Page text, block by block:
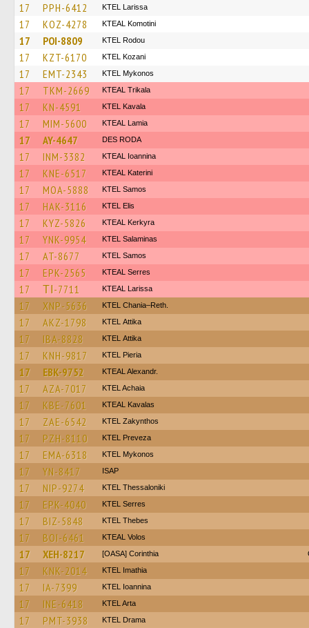
17 PPH-6412 KTEL Larissa
17 KOZ-4278 KTEAL Komotini
17 POI-8809 ΚΤΕL Rodou
17 KZT-6170 ΚΤΕL Kozani
17 EMT-2343 KTEL Mykonos
17 TKM-2669 KTEAL Trikala
17 KN-4591 KTEL Kavala
17 MIM-5600 KTEAL Lamia
17 AY-4647 DES RODA
17 INM-3382 KTEAL Ioannina
17 KNE-6517 KTEAL Katerini
17 MOA-5888 KTEL Samos
17 HAK-3116 KTEL Elis
17 KYZ-5826 KTEAL Kerkyra
17 YNK-9954 KTEL Salaminas
17 AT-8677 KTEL Samos
17 EPK-2565 KTEAL Serres
17 ΤΙ-7711 KTEAL Larissa
17 XNP-5636 KTEL Chania–Reth.
17 AKZ-1798 KΤΕL Αttika
17 IBA-8828 KΤΕL Αttika
17 KNH-9817 KTEL Pieria
17 EBK-9752 KTEAL Alexandr.
17 AZA-7017 KTEL Achaia
17 KBE-7601 KTEAL Kavalas
17 ZAE-6542 KTEL Zakynthos
17 PZH-8110 KTEL Preveza
17 EMA-6318 KTEL Mykonos
17 YN-8417 ISAP
17 NIP-9274 KTEL Thessaloniki
17 EPK-4040 KTEL Serres
17 BIZ-5848 KTEL Thebes
17 BOI-6461 KTEAL Volos
17 XEH-8217 [OASA] Corinthia
17 KNK-2014 KTEL Imathia
17 IA-7399 KTEL Ioannina
17 INE-6418 KTEL Arta
17 PMT-3938 KTEL Drama